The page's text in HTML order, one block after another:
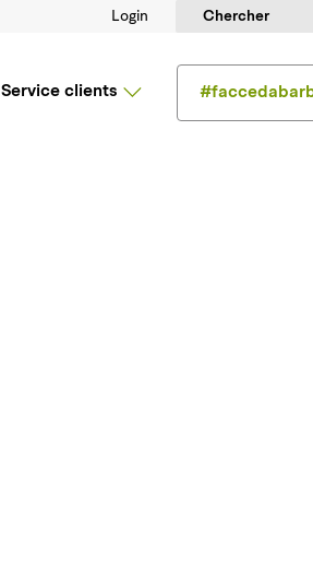
Login
Service clients